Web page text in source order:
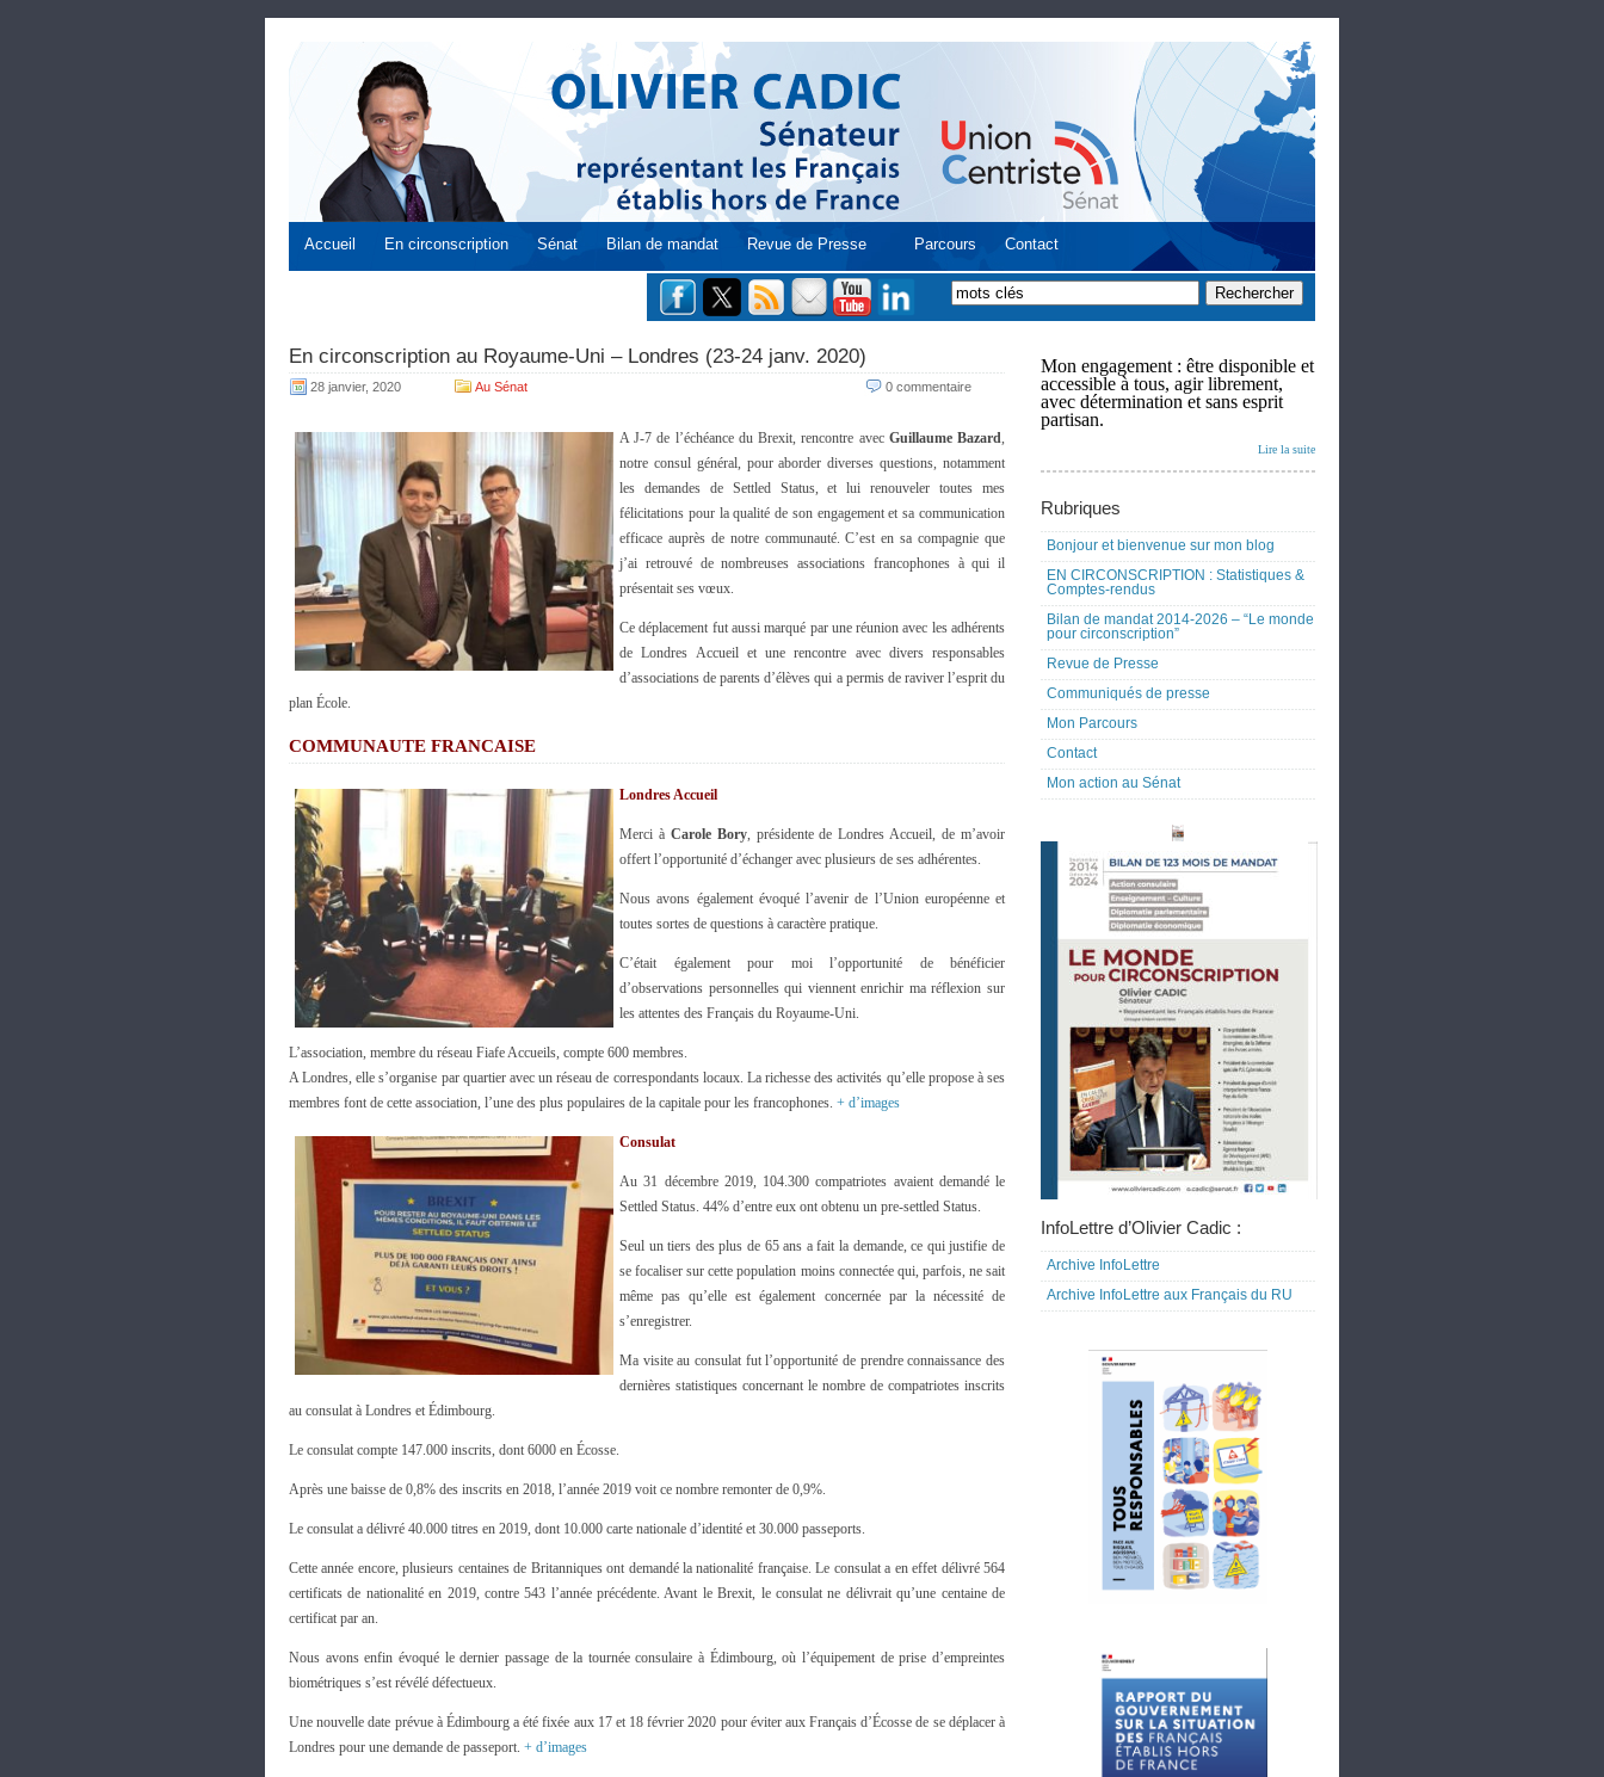
Accueil En circonscription Sénat Bilan de mandat Revue de Presse Parcours Contact
En circonscription au Royaume-Uni – Londres (23-24 janv. 2020)
28 janvier, 2020 Au Sénat 0 commentaire
A J-7 de l’échéance du Brexit, rencontre avec Guillaume Bazard,
notre consul général, pour aborder diverses questions, notamment
les demandes de Settled Status, et lui renouveler toutes mes
félicitations pour la qualité de son engagement et sa communication
efficace auprès de notre communauté. C’est en sa compagnie que
j’ai retrouvé de nombreuses associations francophones à qui il
présentait ses vœux.
Ce déplacement fut aussi marqué par une réunion avec les adhérents
de Londres Accueil et une rencontre avec divers responsables
d’associations de parents d’élèves qui a permis de raviver l’esprit du
plan École.
COMMUNAUTE FRANCAISE
Londres Accueil
Merci à Carole Bory, présidente de Londres Accueil, de m’avoir
offert l’opportunité d’échanger avec plusieurs de ses adhérentes.
Nous avons également évoqué l’avenir de l’Union européenne et
toutes sortes de questions à caractère pratique.
C’était également pour moi l’opportunité de bénéficier
d’observations personnelles qui viennent enrichir ma réflexion sur
les attentes des Français du Royaume-Uni.
L’association, membre du réseau Fiafe Accueils, compte 600 membres.
A Londres, elle s’organise par quartier avec un réseau de correspondants locaux. La richesse des activités qu’elle propose à ses
membres font de cette association, l’une des plus populaires de la capitale pour les francophones. + d’images
Consulat
Au 31 décembre 2019, 104.300 compatriotes avaient demandé le
Settled Status. 44% d’entre eux ont obtenu un pre-settled Status.
Seul un tiers des plus de 65 ans a fait la demande, ce qui justifie de
se focaliser sur cette population moins connectée qui, parfois, ne sait
même pas qu’elle est également concernée par la nécessité de
s’enregistrer.
Ma visite au consulat fut l’opportunité de prendre connaissance des
dernières statistiques concernant le nombre de compatriotes inscrits
au consulat à Londres et Édimbourg.
Le consulat compte 147.000 inscrits, dont 6000 en Écosse.
Après une baisse de 0,8% des inscrits en 2018, l’année 2019 voit ce nombre remonter de 0,9%.
Le consulat a délivré 40.000 titres en 2019, dont 10.000 carte nationale d’identité et 30.000 passeports.
Cette année encore, plusieurs centaines de Britanniques ont demandé la nationalité française. Le consulat a en effet délivré 564
certificats de nationalité en 2019, contre 543 l’année précédente. Avant le Brexit, le consulat ne délivrait qu’une centaine de
certificat par an.
Nous avons enfin évoqué le dernier passage de la tournée consulaire à Édimbourg, où l’équipement de prise d’empreintes
biométriques s’est révélé défectueux.
Une nouvelle date prévue à Édimbourg a été fixée aux 17 et 18 février 2020 pour éviter aux Français d’Écosse de se déplacer à
Londres pour une demande de passeport. + d’images
Mon engagement : être disponible et
accessible à tous, agir librement,
avec détermination et sans esprit
partisan.
Lire la suite
Rubriques
Bonjour et bienvenue sur mon blog
EN CIRCONSCRIPTION : Statistiques &
Comptes-rendus
Bilan de mandat 2014-2026 – “Le monde
pour circonscription”
Revue de Presse
Communiqués de presse
Mon Parcours
Contact
Mon action au Sénat
InfoLettre d’Olivier Cadic :
Archive InfoLettre
Archive InfoLettre aux Français du RU